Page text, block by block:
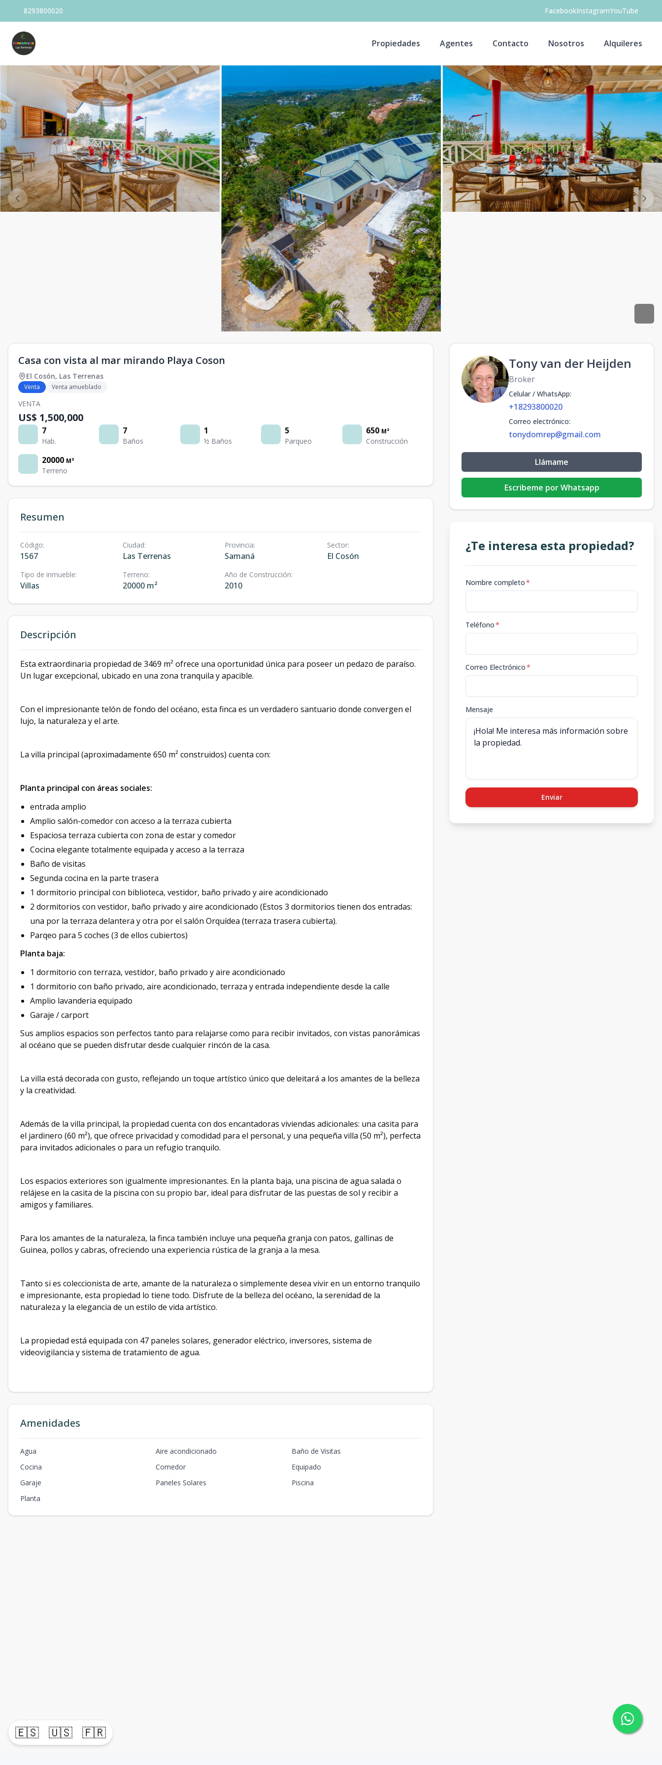
🇪🇸 🇺🇸 🇫🇷
8293800020 FacebookInstagramYouTube
Propiedades Agentes Contacto Nosotros Alquileres
Casa con vista al mar mirando Playa Coson
El Cosón, Las Terrenas
Venta Venta amueblado
VENTA
US$ 1,500,000
7
Hab.
7
Baños
1
½ Baños
5
Parqueo
650 M²
Construcción
20000 M²
Terreno
Resumen
Código:
1567
Ciudad:
Las Terrenas
Provincia:
Samaná
Sector:
El Cosón
Tipo de inmueble:
Villas
Terreno:
20000 m²
Año de Construcción:
2010
Descripción
Esta extraordinaria propiedad de 3469 m² ofrece una oportunidad única para poseer un pedazo de paraíso.
Un lugar excepcional, ubicado en una zona tranquila y apacible.
Con el impresionante telón de fondo del océano, esta finca es un verdadero santuario donde convergen el
lujo, la naturaleza y el arte.
La villa principal (aproximadamente 650 m² construidos) cuenta con:
Planta principal con áreas sociales:
entrada amplio
Amplio salón-comedor con acceso a la terraza cubierta
Espaciosa terraza cubierta con zona de estar y comedor
Cocina elegante totalmente equipada y acceso a la terraza
Baño de visitas
Segunda cocina en la parte trasera
1 dormitorio principal con biblioteca, vestidor, baño privado y aire acondicionado
2 dormitorios con vestidor, baño privado y aire acondicionado (Estos 3 dormitorios tienen dos entradas:
una por la terraza delantera y otra por el salón Orquídea (terraza trasera cubierta).
Parqeo para 5 coches (3 de ellos cubiertos)
Planta baja:
1 dormitorio con terraza, vestidor, baño privado y aire acondicionado
1 dormitorio con baño privado, aire acondicionado, terraza y entrada independiente desde la calle
Amplio lavanderia equipado
Garaje / carport
Sus amplios espacios son perfectos tanto para relajarse como para recibir invitados, con vistas panorámicas
al océano que se pueden disfrutar desde cualquier rincón de la casa.
La villa está decorada con gusto, reflejando un toque artístico único que deleitará a los amantes de la belleza
y la creatividad.
Además de la villa principal, la propiedad cuenta con dos encantadoras viviendas adicionales: una casita para
el jardinero (60 m²), que ofrece privacidad y comodidad para el personal, y una pequeña villa (50 m²), perfecta
para invitados adicionales o para un refugio tranquilo.
Los espacios exteriores son igualmente impresionantes. En la planta baja, una piscina de agua salada o
relájese en la casita de la piscina con su propio bar, ideal para disfrutar de las puestas de sol y recibir a
amigos y familiares.
Para los amantes de la naturaleza, la finca también incluye una pequeña granja con patos, gallinas de
Guinea, pollos y cabras, ofreciendo una experiencia rústica de la granja a la mesa.
Tanto si es coleccionista de arte, amante de la naturaleza o simplemente desea vivir en un entorno tranquilo
e impresionante, esta propiedad lo tiene todo. Disfrute de la belleza del océano, la serenidad de la
naturaleza y la elegancia de un estilo de vida artístico.
La propiedad está equipada con 47 paneles solares, generador eléctrico, inversores, sistema de
videovigilancia y sistema de tratamiento de agua.
Amenidades
Agua Aire acondicionado
Baño de Visitas
Cocina
Comedor
Equipado
Garaje
Paneles Solares
Piscina
Planta
Tony van der Heijden
Broker
Celular / WhatsApp:
+18293800020
Correo electrónico:
tonydomrep@gmail.com
Llámame
Escribeme por Whatsapp
¿Te interesa esta propiedad?
Nombre completo*
Teléfono*
Correo Electrónico*
Mensaje
Enviar